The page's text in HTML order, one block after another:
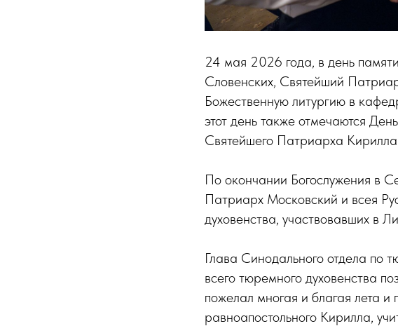
24 мая 2026 года, в день
Словенских, Святейший
Божественную литургию в
этот день также отмечаются
Святейшего Патриарха
По окончании Богослужения в
Патриарх Московский и всея
духовенства, участвовавших в
Глава Синодального отдела по
всего тюремного духовенства
пожелал многая и благая лета и
равноапостольного Кирилла,